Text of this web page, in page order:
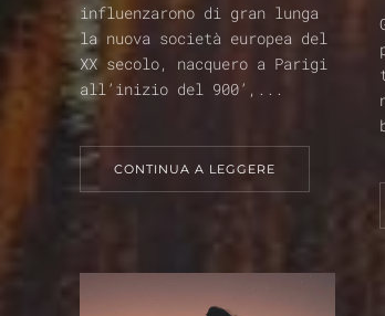
influenzarono di gran lunga
la nuova società europea del
XX secolo, nacquero a Parigi
all’inizio del 900’,...
CONTINUA A LEGGERE